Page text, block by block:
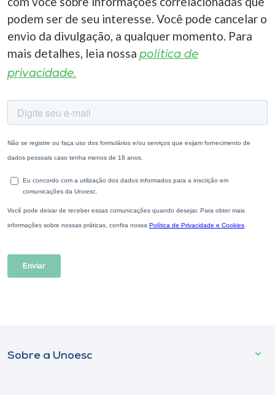
podem ser de seu interesse. Você pode cancelar o
envio da divulgação, a qualquer momento. Para
mais detalhes, leia nossa política de
privacidade.
Sobre a Unoesc